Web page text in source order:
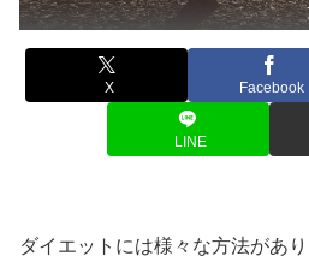
X Facebook
LINE
ダイエットには様々な方法があり